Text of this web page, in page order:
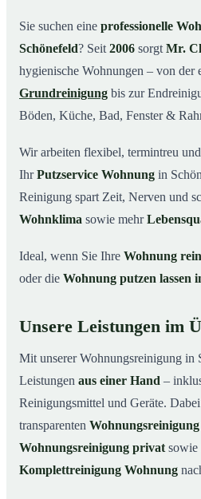
03Warum Mr. Cleaner in
04So funktioniert’s
05Typische Anlässe für eine
08So reinigen unsere Profis
Schönefeld
Sie suchen eine professionelle
Schönefeld? Seit 2006 sorgt Mr.
hygienische Wohnungen – von der
Grundreinigung bis zur
Böden, Küche, Bad, Fenster &
Wir arbeiten flexibel, termintreu
IhrPutzservice Wohnung in
Reinigung spart Zeit, Nerven und
Wohnklima sowie mehr
Ideal, wenn Sie Ihre Wohnung
oder die Wohnung putzen lassen
Unsere Leistungen im
Mit unserer Wohnungsreinigung in
Leistungen aus einer Hand –
Reinigungsmittel und Geräte.
transparenten Wohnungsreinigung
Wohnungsreinigung privat sowie
Komplettreinigung Wohnung